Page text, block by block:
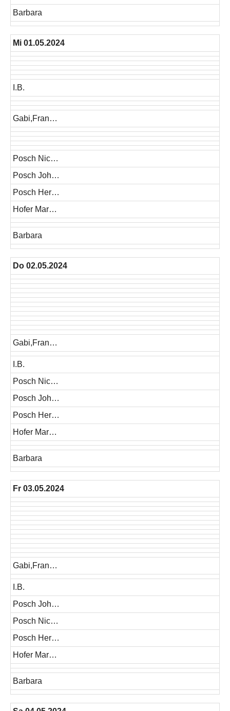
Barbara
Mi 01.05.2024
I.B.
Gabi,Fran…
Posch Nic…
Posch Joh…
Posch Her…
Hofer Mar…
Barbara
Do 02.05.2024
Gabi,Fran…
I.B.
Posch Nic…
Posch Joh…
Posch Her…
Hofer Mar…
Barbara
Fr 03.05.2024
Gabi,Fran…
I.B.
Posch Joh…
Posch Nic…
Posch Her…
Hofer Mar…
Barbara